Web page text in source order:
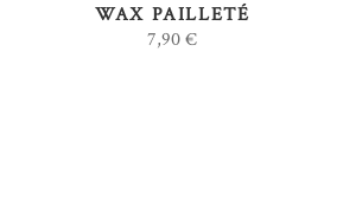
WAX PAILLETÉ
7,90€